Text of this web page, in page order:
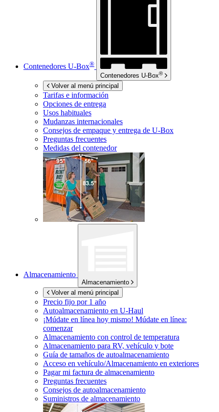
Contenedores U-Box®
Contenedores U-Box®
Volver al menú principal
Tarifas e información
Opciones de entrega
Usos habituales
Mudanzas internacionales
Consejos de empaque y entrega de U-Box
Preguntas frecuentes
Medidas del contenedor
Almacenamiento
Almacenamiento
Volver al menú principal
Precio fijo por 1 año
Autoalmacenamiento en U-Haul
¡Múdate en línea hoy mismo! Múdate en línea:
comenzar
Almacenamiento con control de temperatura
Almacenamiento para RV, vehículo y bote
Guía de tamaños de autoalmacenamiento
Acceso en vehículo/Almacenamiento en exteriores
Pagar mi factura de almacenamiento
Preguntas frecuentes
Consejos de autoalmacenamiento
Suministros de almacenamiento